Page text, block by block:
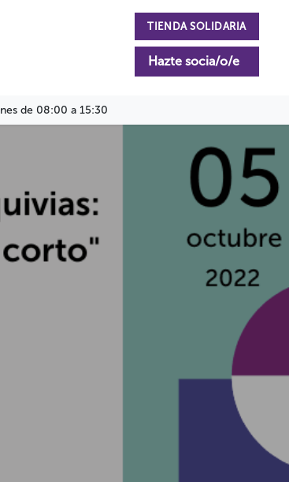
TIENDA SOLIDARIA
Hazte socia/o/e
de 08:00 a 15:30